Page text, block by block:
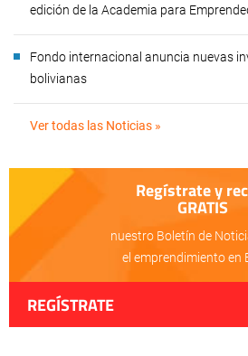
edición de la Academia para
Fondo internacional anuncia nuevas
bolivianas
Ver todas las Noticias »
Regístrate y
GRATIS
nuestro Boletín de
el emprendimiento en
REGÍSTRATE